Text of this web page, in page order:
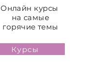
Онлайн курсы
на самые
горячие темы
Курсы